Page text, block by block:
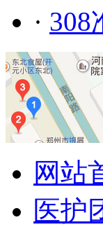
· 308
网站
医护